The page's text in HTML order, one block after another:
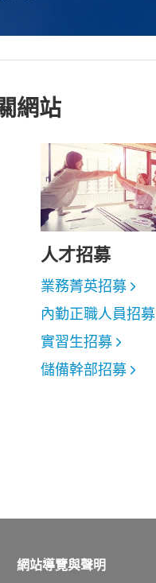
網站
人才招募
業務菁英招募
內勤正職人員招募
實習生招募
儲備幹部招募
網站導覽與聲明